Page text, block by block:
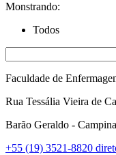
Monstrando:
Todos
Faculdade de
Rua Tessália Vieira de
Barão Geraldo -
+55 (19) 3521-8820